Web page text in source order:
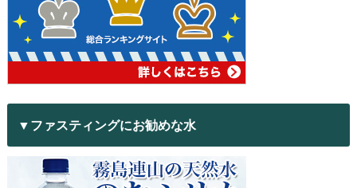
▼ファスティングにお勧めな水